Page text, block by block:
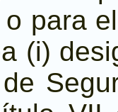
para
(i)